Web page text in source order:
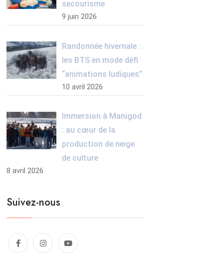
secourisme
9 juin 2026
Randonnée hivernale :
les BTS en mode défi
“animations ludiques”
10 avril 2026
Immersion à Manigod
: au cœur de la
production de neige
de culture
8 avril 2026
Suivez-nous